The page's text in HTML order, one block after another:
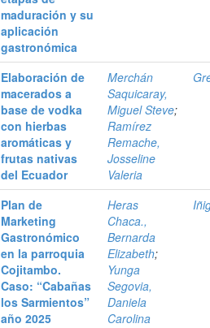
maduración y su
aplicación
gastronómica
Elaboración de
macerados a
base de vodka
con hierbas
aromáticas y
frutas nativas
del Ecuador
Merchán
Saquicaray,
Miguel Steve;
Ramírez
Remache,
Josseline
Valeria
Plan de
Marketing
Gastronómico
en la parroquia
Cojitambo.
Caso: “Cabañas
los Sarmientos”
año 2025
Heras
Chaca.,
Bernarda
Elizabeth;
Yunga
Segovia,
Daniela
Carolina